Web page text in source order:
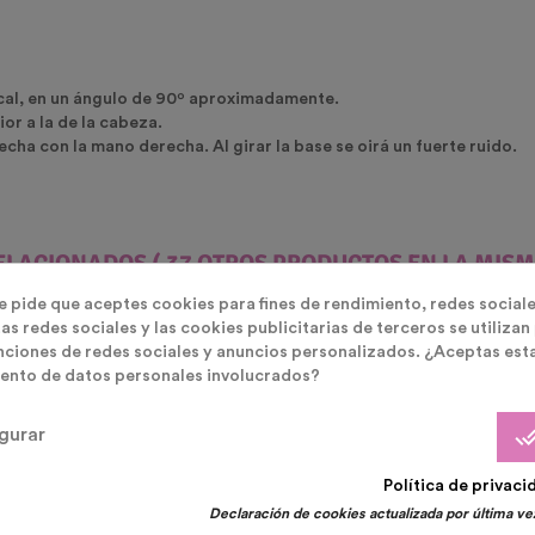
en un ángulo de 90º aproximadamente.
a la de la cabeza.
con la mano derecha. Al girar la base se oirá un fuerte ruido.
( 37 OTROS PRODUCTOS EN LA
pide que aceptes cookies para fines de rendimiento, redes
redes sociales y las cookies publicitarias de terceros se utilizan
de redes sociales y anuncios personalizados. ¿Aceptas
de datos personales involucrados?
Política de
Declaración de cookies actualizada por última